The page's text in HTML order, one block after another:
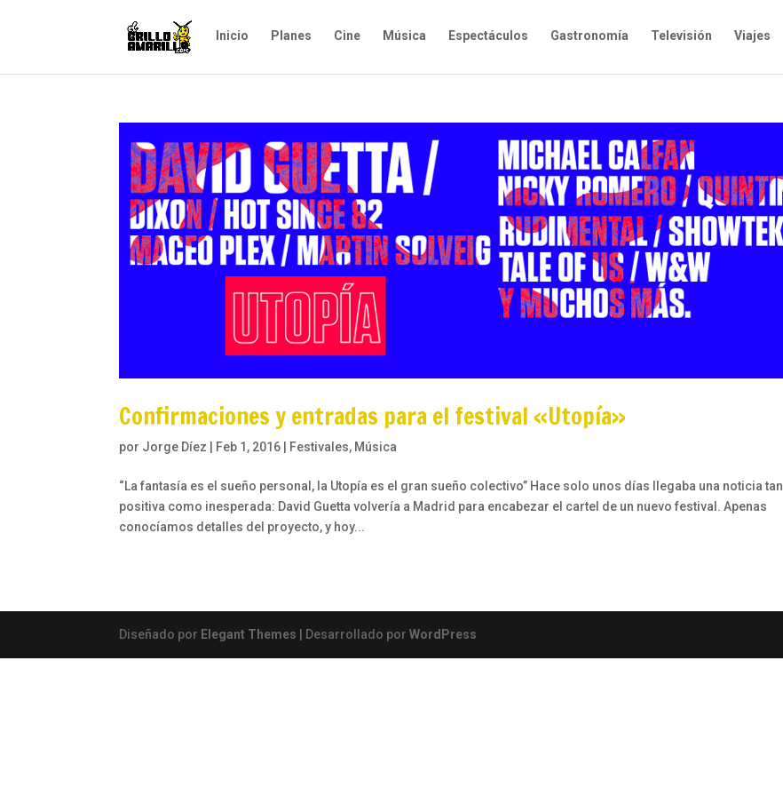
Inicio Planes Cine Música Espectáculos Gastronomía Televisión Viajes
Confirmaciones y entradas para el festival «Utopía»
por Jorge Díez Feb 1, 2016 Festivales, Música
“La fantasía es el sueño personal, la Utopía es el gran sueño colectivo” Hace solo unos días llegaba una noticia tan
positiva como inesperada: David Guetta volvería a Madrid para encabezar el cartel de un nuevo festival. Apenas
conocíamos detalles del proyecto, y hoy...
Diseñado por Elegant Themes | Desarrollado porWordPress